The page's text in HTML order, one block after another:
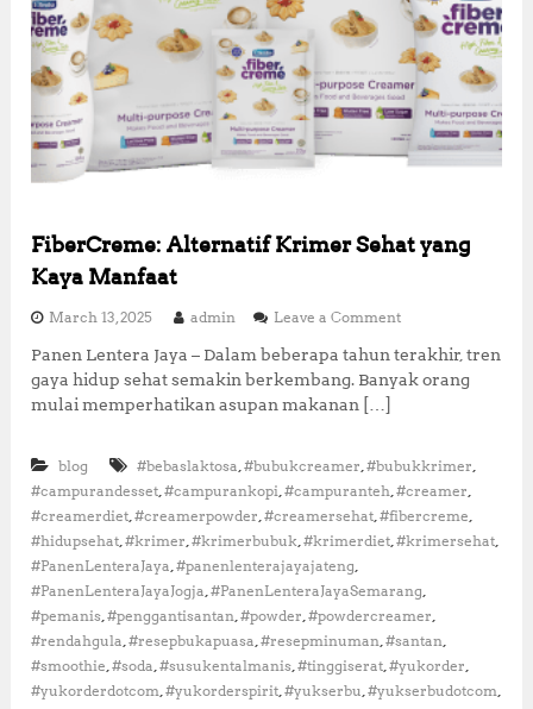
FiberCreme: Alternatif Krimer Sehat yang
Kaya Manfaat
March 13, 2025 admin Leave a Commento
F
i
C
r
e
e
A
l
t
r
n
Panen Lentera Jaya – Dalam beberapa tahun terakhir, tren
gaya hidup sehat semakin berkembang. Banyak orang
mulai memperhatikan asupan makanan […]
blog #bebaslaktosa ,#bubukcreamer ,#bubukkrimer
#campurandesset ,#campurankopi ,#campuranteh ,#creamer
#creamerdiet ,#creamerpowder ,#creamersehat ,#fibercreme
#hidupsehat ,#krimer ,#krimerbubuk ,#krimerdiet ,#krimersehat
#PanenLenteraJaya ,#panenlenterajayajateng
#PanenLenteraJayaJogja ,#PanenLenteraJayaSemarang
#pemanis ,#penggantisantan ,#powder ,#powdercreamer
#rendahgula ,#resepbukapuasa ,#resepminuman ,#santan
#smoothie ,#soda ,#susukentalmanis ,#tinggiserat ,#yukorder
#yukorderdotcom ,#yukorderspirit ,#yukserbu ,#yukserbudotcom